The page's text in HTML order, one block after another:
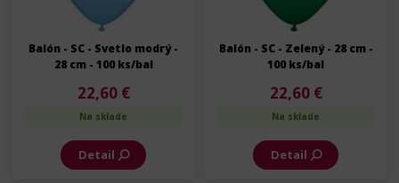
Balón - SC - Svetlo modrý -
28 cm - 100 ks/bal
22,60 €
Na sklade
Detail
Balón - SC - Zelený - 28 cm -
100 ks/bal
22,60 €
Na sklade
Detail